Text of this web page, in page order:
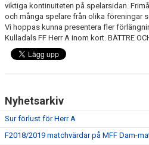
INBETALNING
PROFILKLÄDER
MEDLEM INTRESSEANMÄLAN
viktiga kontinuiteten på spelarsidan.
och många spelare från olika föreningar
Vi hoppas kunna presentera fler
Kulladals FF Herr A inom kort. BÄTTRE
Nyhetsarkiv
Sur förlust för Herr A
F2018/2019 matchvärdar på MFF Dam-